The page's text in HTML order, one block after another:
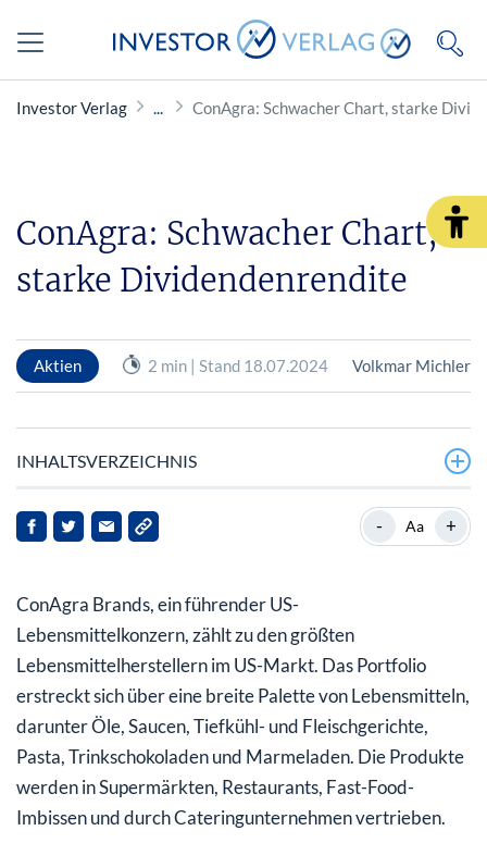
Investor Verlag ConAgra: Schwacher Chart, starke
ConAgra: Schwacher Chart,
starke Dividendenrendite
Aktien 2 min | Stand 18.07.2024 Volkmar Michler
INHALTSVERZEICHNIS
ConAgra verzeichnet Umsatz- und Gewinnrückgang
Keine erfreuliche Jahresprognose
Dividendenrendite von knapp 5%
- Aa +
ConAgra Brands, ein führender US-
Lebensmittelkonzern, zählt zu den größten
Lebensmittelherstellern im US-Markt. Das Portfolio
erstreckt sich über eine breite Palette von Lebensmitteln,
darunter Öle, Saucen, Tiefkühl- und Fleischgerichte,
Pasta, Trinkschokoladen und Marmeladen. Die Produkte
werden in Supermärkten, Restaurants, Fast-Food-
Imbissen und durch Cateringunternehmen vertrieben.